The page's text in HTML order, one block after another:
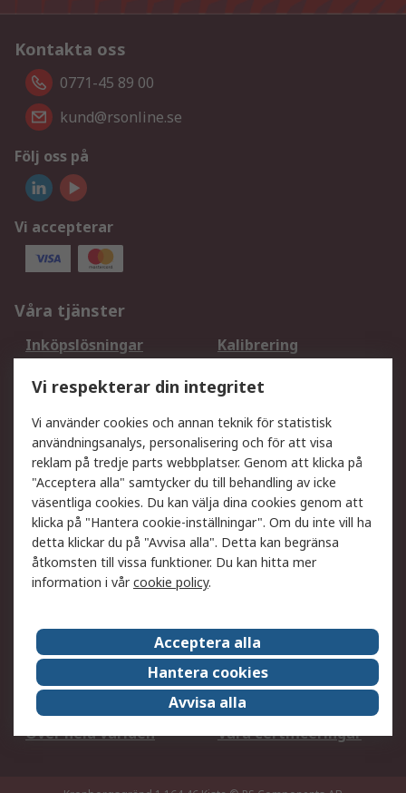
Kontakta oss
0771-45 89 00
kund@rsonline.se
Följ oss på
Vi accepterar
Våra tjänster
Inköpslösningar
Kalibrering
DesignSpark
Teknisk Support
Ditt lokala säljteam
Exportlösningar
Support
Få hjälp
Retur av varor
Leverans
Spåra din order
Begär en fakturakopi
Fördelar med RS-konto
Betalningsalternativ
Om RS
Försäljningsvillkor
Det juridiska
Press Centre
Jobba hos RS
ESG
Över hela världen
Våra certificeringar
Vi respekterar din integritet
Vi använder cookies och annan teknik för statistisk
användningsanalys, personalisering och för att visa
reklam på tredje parts webbplatser. Genom att klicka på
"Acceptera alla" samtycker du till behandling av icke
väsentliga cookies. Du kan välja dina cookies genom att
klicka på "Hantera cookie-inställningar". Om du inte vill ha
detta klickar du på "Avvisa alla". Detta kan begränsa
åtkomsten till vissa funktioner. Du kan hitta mer
information i vårcookie policy.
Acceptera alla
Hantera cookies
Avvisa alla